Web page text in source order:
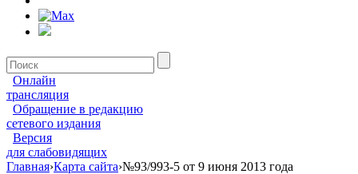
Онлайн
трансляция
Обращение в редакцию
сетевого издания
Версия
для слабовидящих
Главная›Карта сайта›№93/993-5 от 9 июня 2013 года